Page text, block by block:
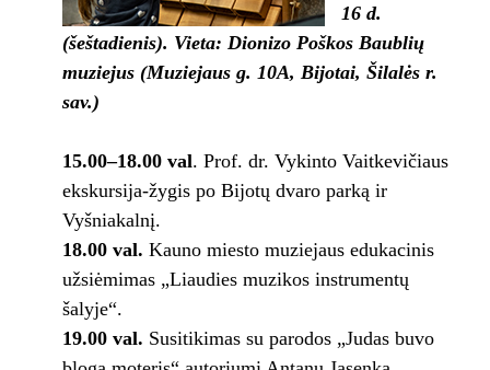
16 d.
(šeštadienis). Vieta: Dionizo Poškos Baublių
muziejus (Muziejaus g. 10A, Bijotai, Šilalės r.
sav.)
15.00–18.00 val. Prof. dr. Vykinto Vaitkevičiaus
ekskursija-žygis po Bijotų dvaro parką ir
Vyšniakalnį.
18.00 val. Kauno miesto muziejaus edukacinis
užsiėmimas „Liaudies muzikos instrumentų
šalyje“.
19.00 val. Susitikimas su parodos „Judas buvo